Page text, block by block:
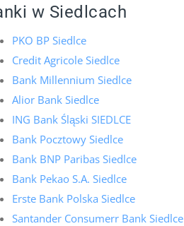
w Siedlcach
PKO BP Siedlce
Credit Agricole Siedlce
Bank Millennium Siedlce
Alior Bank Siedlce
ING Bank Śląski SIEDLCE
Bank Pocztowy Siedlce
Bank BNP Paribas Siedlce
Bank Pekao S.A. Siedlce
Erste Bank Polska Siedlce
Santander Consumerr Bank Siedlce